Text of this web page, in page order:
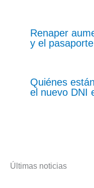
Renaper
y el
Quiénes
el nuevo DNI
Últimas noticias